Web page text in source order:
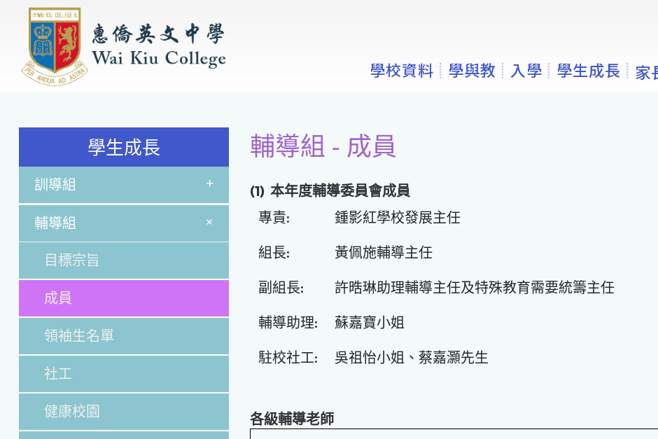
學校資料 學與教 入學 學生成長 家
學生成長
訓導組 +
輔導組 +
目標宗旨
成員
領袖生名單
社工
健康校園
輔導組 - 成員
(1) 本年度輔導委員會成員
專責:
鍾影紅學校發展主任
組長:
黃佩施輔導主任
副組長:
許晧琳助理輔導主任及特殊教育需要統籌主任
輔導助理:
蘇嘉寶小姐
駐校社工:
吳祖怡小姐、蔡嘉灝先生
各級輔導老師